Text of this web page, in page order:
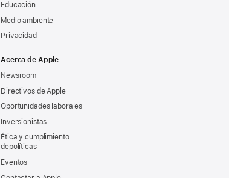
Educación
Medio ambiente
Privacidad
Acerca de Apple
Newsroom
Directivos de Apple
Oportunidades laborales
Inversionistas
Ética y cumplimiento
depolíticas
Eventos